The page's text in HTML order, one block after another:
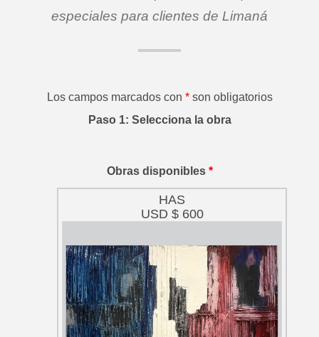
especiales para clientes de Limaná
Los campos marcados con *son obligatorios
Paso 1: Selecciona la obra
Obras disponibles *
HAS
USD $ 600